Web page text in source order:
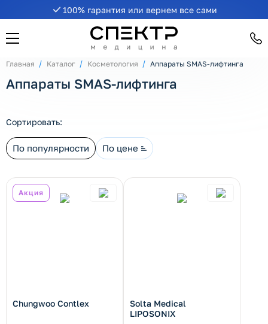
100% гарантия или вернем все сами
Главная Каталог Косметология Аппараты SMAS-лифтинга
Аппараты SMAS-лифтинга
развернуть категорию
Сортировать:
По популярности По цене
Акция
Chungwoo Contlex
Solta Medical
LIPOSONIX